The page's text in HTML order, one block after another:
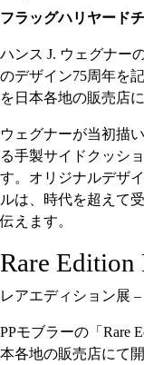
フラッグハリヤード
ハンス J. ウェグナー
のデザイン75周年を
を日本各地の販売店
ウェグナーが当初描
る手製サイドクッシ
す。オリジナルデザ
ルは、時代を超えて
伝えます。
Rare Edition
レアエディション展
PPモブラーの「Rare
本各地の販売店にて